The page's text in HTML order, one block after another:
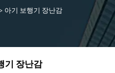
아기 보행기 장난감
기 장난감